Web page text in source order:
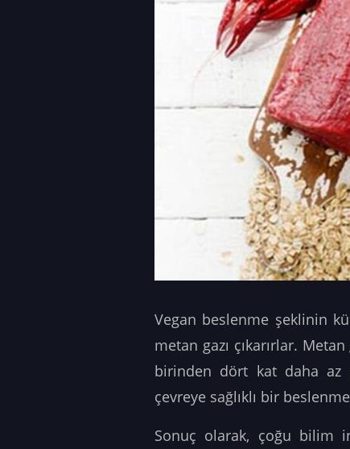
Vegan beslenme şeklinin
metan gazı çıkarırlar.
birinden dört kat daha az
çevreye sağlıklı bir
Sonuç olarak, çoğu bilim